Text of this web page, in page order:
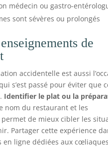
médecin ou gastro-
sont sévères ou prolongés
de
accidentelle est aussi
s’est passé pour éviter que
Identifier le plat ou la
nom du restaurant et les
de mieux cibler les
Partager cette expérience
en ligne dédiées aux